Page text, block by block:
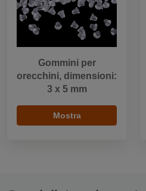
Gommini per
orecchini, dimensioni:
3 x 5 mm
Mostra